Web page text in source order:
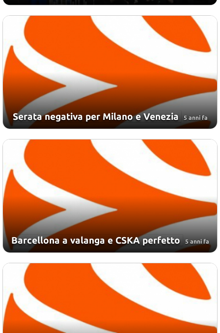
Serata negativa per Milano e Venezia 5 anni fa
Barcellona a valanga e CSKA perfetto 5 anni fa